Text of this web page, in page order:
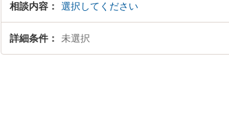
相談内容 選択してください
詳細条件 未選択